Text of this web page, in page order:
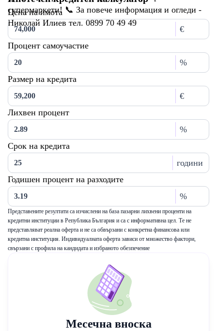
супермаркети! 📞 За повече информация и огледи -
Николай Илиев тел. 0899 70 49 49
Цена на имота
€
Процент самоучастие
%
Размер на кредита
€
Лихвен процент
%
Срок на кредита
години
Годишен процент на разходите
%
Представените резултати са изчислени на база пазарни лихвени проценти на
кредитни институции в Република България и са с информативна цел. Те не
представляват реална оферта и не са обвързани с конкретна финансова или
кредитна институция. Индивидуалната оферта зависи от множество фактори,
свързани с профила на кандидата и избраното обезпечение
Месечна вноска